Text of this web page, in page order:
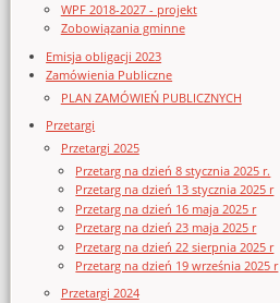
WPF 2018-2027 - projekt
Zobowiązania gminne
Emisja obligacji 2023
Zamówienia Publiczne
PLAN ZAMÓWIEŃ PUBLICZNYCH
Przetargi
Przetargi 2025
Przetarg na dzień 8 stycznia 2025 r.
Przetarg na dzień 13 stycznia 2025 r
Przetarg na dzień 16 maja 2025 r
Przetarg na dzień 23 maja 2025 r
Przetarg na dzień 22 sierpnia 2025 r
Przetarg na dzień 19 września 2025 r
Przetargi 2024